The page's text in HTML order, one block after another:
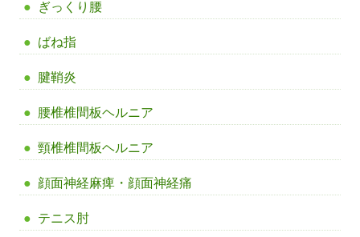
ぎっくり腰
ばね指
腱鞘炎
腰椎椎間板ヘルニア
頸椎椎間板ヘルニア
顔面神経麻痺・顔面神経痛
テニス肘